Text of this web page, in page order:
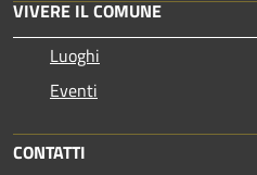
VIVERE IL COMUNE
Luoghi
Eventi
CONTATTI